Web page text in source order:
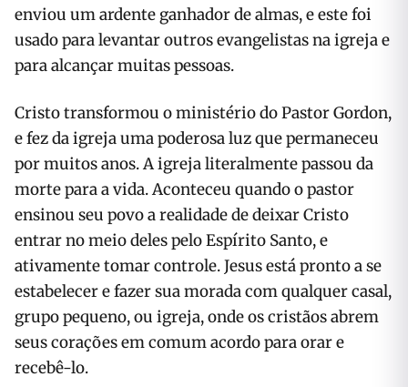
enviou um ardente ganhador de almas, e este foi
usado para levantar outros evangelistas na igreja e
para alcançar muitas pessoas.
Cristo transformou o ministério do Pastor Gordon,
e fez da igreja uma poderosa luz que permaneceu
por muitos anos. A igreja literalmente passou da
morte para a vida. Aconteceu quando o pastor
ensinou seu povo a realidade de deixar Cristo
entrar no meio deles pelo Espírito Santo, e
ativamente tomar controle. Jesus está pronto a se
estabelecer e fazer sua morada com qualquer casal,
grupo pequeno, ou igreja, onde os cristãos abrem
seus corações em comum acordo para orar e
recebê-lo.